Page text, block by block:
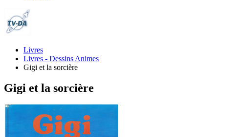
Livres
Livres - Dessins Animes
Gigi et la sorcière
Gigi et la sorcière